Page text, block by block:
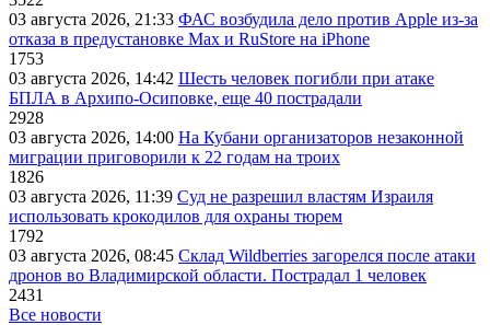
03 августа 2026, 21:33 ФАС возбудила дело против Apple из-за
отказа в предустановке Max и RuStore на iPhone
1753
03 августа 2026, 14:42 Шесть человек погибли при атаке
БПЛА в Архипо-Осиповке, еще 40 пострадали
2928
03 августа 2026, 14:00 На Кубани организаторов незаконной
миграции приговорили к 22 годам на троих
1826
03 августа 2026, 11:39 Суд не разрешил властям Израиля
использовать крокодилов для охраны тюрем
1792
03 августа 2026, 08:45 Склад Wildberries загорелся после атаки
дронов во Владимирской области. Пострадал 1 человек
2431
Все новости